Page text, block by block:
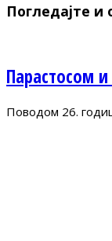
Погледајте и
Парастосом
Поводом 26.